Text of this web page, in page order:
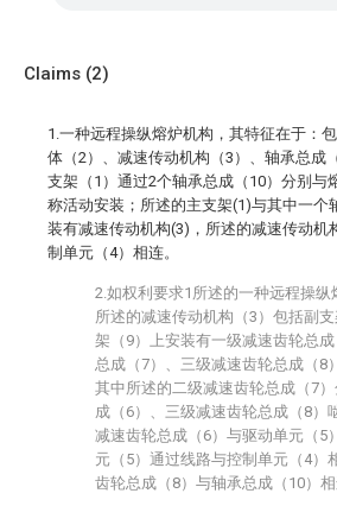
Claims (2)
1.一种远程操纵熔炉机构，其特征在于：
体（2）、减速传动机构（3）、轴承总成
支架（1）通过2个轴承总成（10）分别与
称活动安装；所述的主支架(1)与其中一个
装有减速传动机构(3)，所述的减速传动机
制单元（4）相连。
2.如权利要求1所述的一种远程操
所述的减速传动机构（3）包括副
架（9）上安装有一级减速齿轮总
总成（7）、三级减速齿轮总成（8
其中所述的二级减速齿轮总成（7
成（6）、三级减速齿轮总成（8）
减速齿轮总成（6）与驱动单元（5
元（5）通过线路与控制单元（4）
齿轮总成（8）与轴承总成（10）相